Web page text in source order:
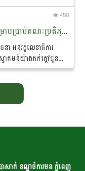
458
លោកជំទាវអនុរដ្ឋលេខាធិការ អ៊ឹម រចនា ជម្រាបប្រាប់គណៈប្រតិភូនាវាសន្តិភាពមេគង្គ-ឡានឆាង ថា៖ «សន្តិភាព ជាគ្រឹះដ៏សំខាន់នៃការអភិរក្សសត្វផ្សោតនៅកម្ពុជា»
អនុរដ្ឋលេខាធិការ
វាគមន៍យ៉ាងកក់ក្តៅជូន
-ឡានឆាង...
ាសាក់ ខណ្ឌចំការមន ភ្នំពេញ